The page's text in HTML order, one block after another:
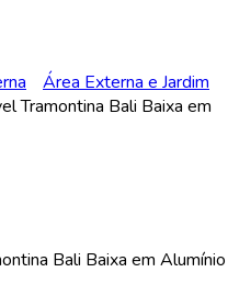
Área Externa e Jardim
Tramontina Bali Baixa em